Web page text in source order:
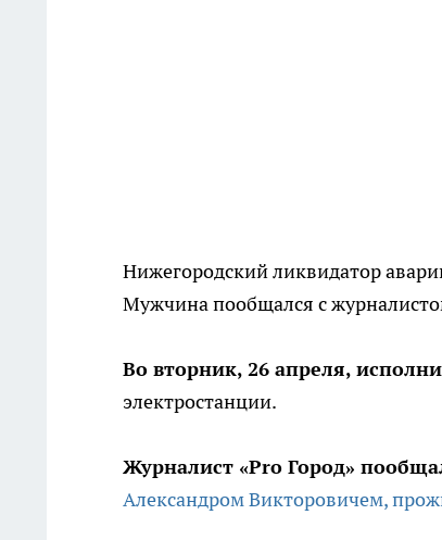
Нижегородский ликвидатор
Мужчина пообщался с
Во вторник, 26 апреля,
электростанции.
Журналист «Pro Город»
Александром Викторовичем,